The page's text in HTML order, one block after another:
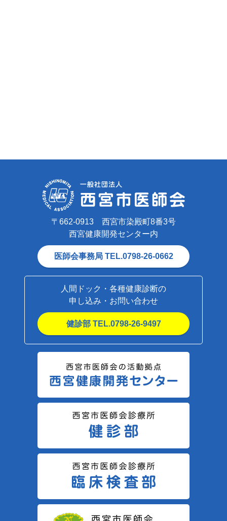
〒662-0913 西宮市染殿町8番3号
西宮健康開発センター内
医師会事務局 TEL.0798-26-0662
人間ドック・各種健康診断の
申し込み・お問い合わせ
健診部 TEL.0798-26-9497